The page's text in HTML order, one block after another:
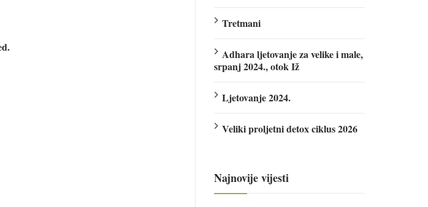
Tretmani
Adhara ljetovanje za velike i male,
srpanj 2024., otok Iž
Ljetovanje 2024.
Veliki proljetni detox ciklus 2026
Najnovije vijesti